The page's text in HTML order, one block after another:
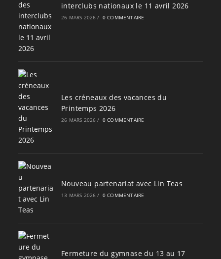
interclubs nationaux le 11 avril 2026
26 MARS 2026 / 0 COMMENTAIRE
Les créneaux des vacances du
Printemps 2026
26 MARS 2026 / 0 COMMENTAIRE
Nouveau partenariat avec Lin Teas
13 MARS 2026 / 0 COMMENTAIRE
Fermeture du gymnase du 13 au 17